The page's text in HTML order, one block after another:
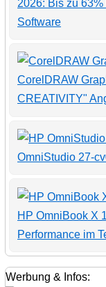
2026: Bis zu
Software
CorelDRAW
CREATIVITY"
OmniStudio 27-
HP OmniBook X
Performance im
Werbung & Infos: